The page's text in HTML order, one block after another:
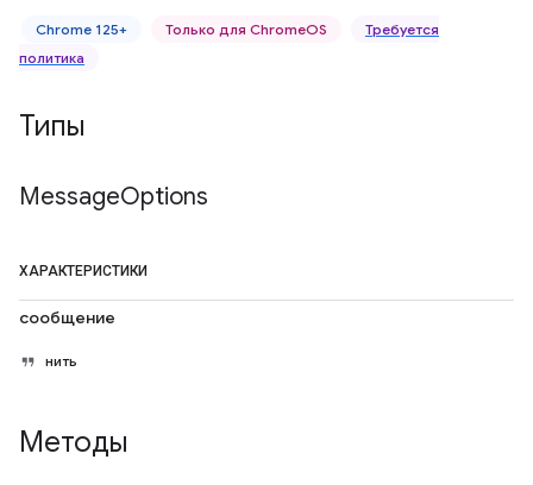
Chrome 125+ Только для ChromeOS
Требуется
политика
Типы
MessageOptions
ХАРАКТЕРИСТИКИ
сообщение
нить
Методы